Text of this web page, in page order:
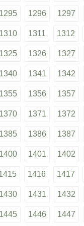
1295 1296 1297
1310 1311 1312
1325 1326 1327
1340 1341 1342
1355 1356 1357
1370 1371 1372
1385 1386 1387
1400 1401 1402
1416 1417
1430 1431 1432
1445 1446 1447